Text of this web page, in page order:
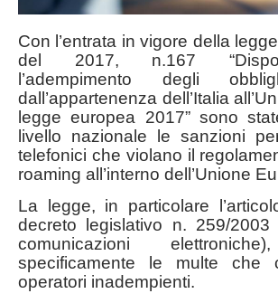
Con l’entrata in vigore della
del 2017, n.167
l’adempimento degli
dall’appartenenza dell’Italia
legge europea 2017” sono
livello nazionale le sanzioni
telefonici che violano il
roaming all’interno dell’Unione
La legge, in particolare
decreto legislativo n. 259/2003
comunicazioni
specificamente le multe che
operatori inadempienti.